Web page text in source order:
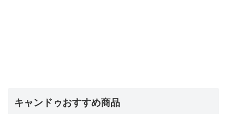
キャンドゥおすすめ商品